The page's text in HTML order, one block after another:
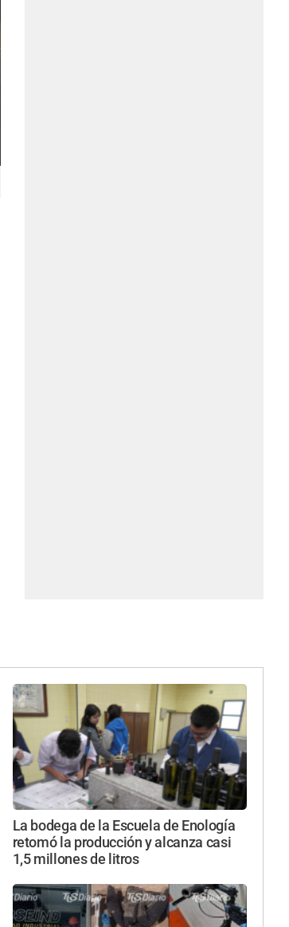
La bodega de la Escuela de Enología
retomó la producción y alcanza casi
1,5 millones de litros